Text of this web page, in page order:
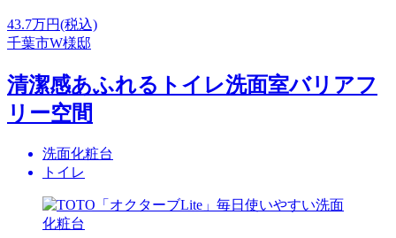
43.7万円(税込)
千葉市W様邸
清潔感あふれるトイレ洗面室バリアフ
リー空間
洗面化粧台
トイレ